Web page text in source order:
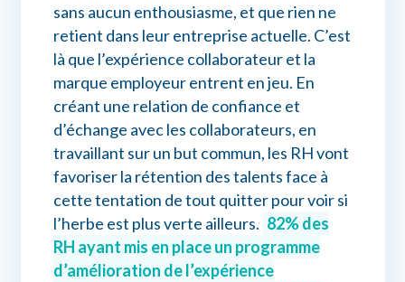
sans aucun enthousiasme, et que rien ne
retient dans leur entreprise actuelle. C’est
là que l’expérience collaborateur et la
marque employeur entrent en jeu. En
créant une relation de confiance et
d’échange avec les collaborateurs, en
travaillant sur un but commun, les RH vont
favoriser la rétention des talents face à
cette tentation de tout quitter pour voir si
l’herbe est plus verte ailleurs. 82% des
RH ayant mis en place un programme
d’amélioration de l’expérience